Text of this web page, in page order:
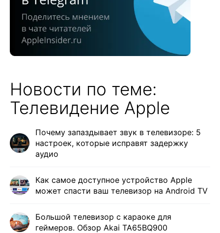
Новости по теме:
Телевидение Apple
Почему запаздывает звук в телевизоре: 5
настроек, которые исправят задержку
аудио
Как самое доступное устройство Apple
может спасти ваш телевизор на Android TV
Большой телевизор с караоке для
геймеров. Обзор Akai TA65BQ900